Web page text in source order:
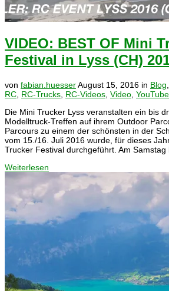
VIDEO: BEST OF Mini
Festival in Lyss (CH)
von fabian.huesserAugust 15, 2016 in Blog
RC RC-Trucks RC-Videos Video YouTube
Die Mini Trucker Lyss veranstalten ein bis
Modelltruck-Treffen auf ihrem Outdoor
Parcours zu einem der schönsten in der
vom 15./16. Juli 2016 wurde, für dieses
Trucker Festival durchgeführt. Am
Weiterlesen